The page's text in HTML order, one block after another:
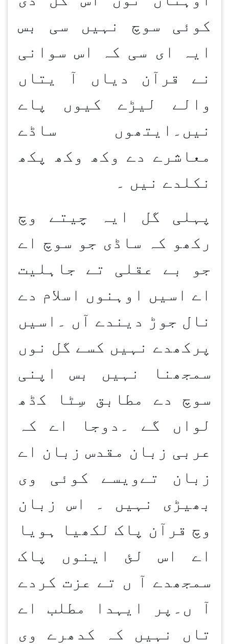
کوئی سوچ نہیں سی بس
ایہ ای سی کہ اس سوانی
نے قرآن دیاں آ یتاں
والے لیڑے کیوں پاے
نیں۔ایتھوں ساڈے
معاشرے دے وکھ وکھ پکھ
نکلدے نیں ۔
پہلی گل ایہ چیتے وچ
رکھو کہ ساڈی جو سوچ اے
جو بے عقلی تے جاہلیت
اے اسیں اوہنوں اسلام دے
نال جوڑ دیندے آں ۔اسیں
پرکھدے نہیں کسے گل نوں
سمجھنا نہیں بس اپنی
سوچ دے مطابق سِٹا کڈھ
لواں گے ۔دوجا اے کہ
عربی زبان مقدس زبان اے
زبان تےویسے کوئی وی
بھیڑی نہیں ۔ اس زبان
وچ قرآن پاک لکھیا ہویا
اے اس لئ اینوں پاک
سمجھدے آ ں تے عزت کردے
آ ں۔پر ایہدا مطلب اے
تاں نہیں کہ کدھرے وی